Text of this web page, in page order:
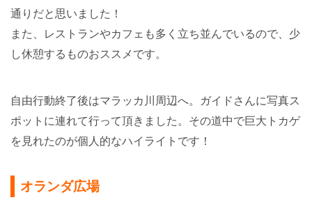
通りだと思いました！
また、レストランやカフェも多く立ち並んでいるので、少
し休憩するものおススメです。
自由行動終了後はマラッカ川周辺へ。ガイドさんに写真ス
ポットに連れて行って頂きました。 その道中で巨大トカゲ
を見れたのが個人的なハイライトです！
オランダ広場